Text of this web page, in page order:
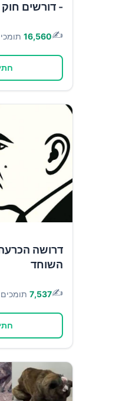
- דורשים חוק
✍️
16,560
דרושה
השוחד
✍️
7,537 תומכים